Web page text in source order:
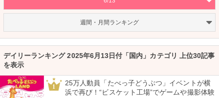
週間・月間ランキング
デイリーランキング 2025年6月13日付「国内」カテゴリ 上位30記事
を表示
1
25万人動員「たべっ子どうぶつ」イベントが横
浜で再び！“ビスケット工場”でゲームや撮影体験